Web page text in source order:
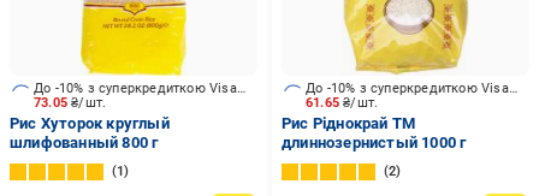
73.05₴/шт.
До -10% з суперкредиткою Visa Вигода
Рис Хуторок круглый
шлифованный 800 г
1
61.65₴/шт.
До -10% з суперкредиткою Visa Вигода
Рис Ріднокрай ТМ
длиннозернистый 1000 г
2